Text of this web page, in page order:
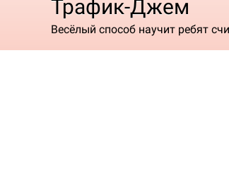
Трафик-Джем
Весёлый способ научит ребят